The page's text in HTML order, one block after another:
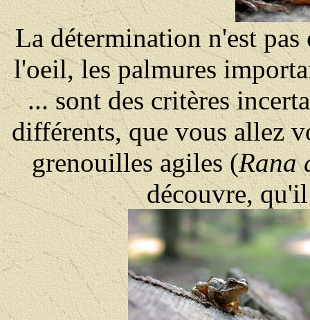
La détermination n'est
l'oeil, les palmures
... sont des critères
différents, que vous allez
grenouilles agiles (Rana
découvre,